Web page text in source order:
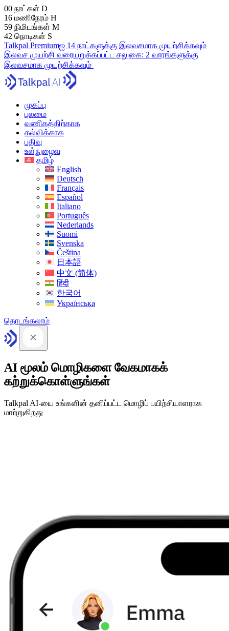
00 நாட்கள் D
16 மணிநேரம் H
59 நிமிடங்கள் M
41 நொடிகள் S
Talkpal Premiumஐ 14 நாட்களுக்கு இலவசமாக முயற்சிக்கவும்
இலவச முயற்சி வரையறுக்கப்பட்ட சலுகை: 2 வாரங்களுக்கு
இலவசமாக முயற்சிக்கவும்
முகப்பு
புலமை
வணிகத்திற்காக
கல்விக்காக
பதிவு
உள்நுழைவு
தமிழ்
English
Deutsch
Français
Español
Italiano
Português
Nederlands
Suomi
Svenska
Čeština
日本語
中文 (简体)
हिंदी
한국어
Українська
தொடங்கலாம்
AI மூலம் மொழிகளை வேகமாகக்
கற்றுக்கொள்ளுங்கள்
Talkpal AI-யை உங்களின் தனிப்பட்ட மொழிப் பயிற்சியாளராக
மாற்றுகிறது